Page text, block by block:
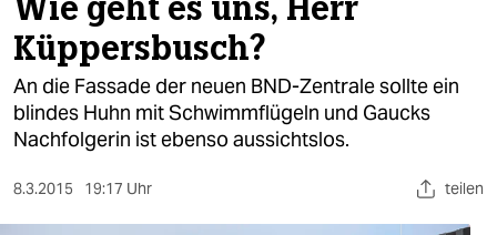
politik
öko
gesellschaft
sport
Küppersbusch?
An die Fassade der neuen BND-Zentrale sollte ein
blindes Huhn mit Schwimmflügeln und Gaucks
Nachfolgerin ist ebenso aussichtslos.
8.3.2015 19:17 Uhr teilen